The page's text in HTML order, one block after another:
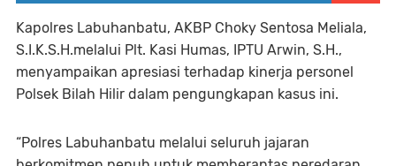
Kapolres Labuhanbatu, AKBP Choky Sentosa Meliala,
S.I.K.S.H.melalui Plt. Kasi Humas, IPTU Arwin, S.H.,
menyampaikan apresiasi terhadap kinerja personel
Polsek Bilah Hilir dalam pengungkapan kasus ini.
“Polres Labuhanbatu melalui seluruh jajaran